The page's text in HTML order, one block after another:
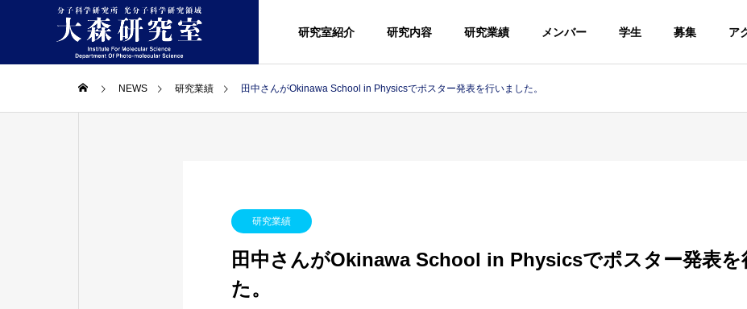
研究室紹介 研究内容 研究業績 メンバー 学生 募集 ア
NEWS 研究業績 田中さんがOkinawa School in Physicsでポスター発表を行いました。
研究業績
田中さんがOkinawa School in Physicsでポスター発表を
た。